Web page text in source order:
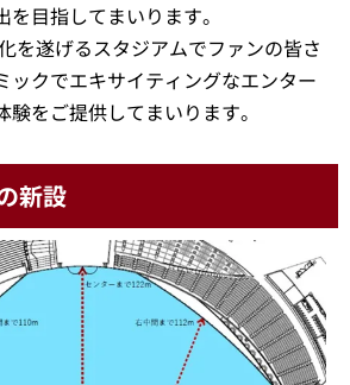
目指してまいります。
を遂げるスタジアムでファンの皆さ
ックでエキサイティングなエンター
をご提供してまいります。
新設